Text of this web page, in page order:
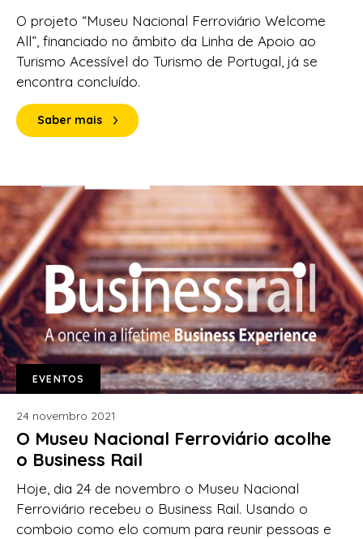
O projeto “Museu Nacional Ferroviário Welcome
All”, financiado no âmbito da Linha de Apoio ao
Turismo Acessível do Turismo de Portugal, já se
encontra concluído.
Saber mais
EVENTOS
24 novembro 2021
O Museu Nacional Ferroviário acolhe
o Business Rail
Hoje, dia 24 de novembro o Museu Nacional
Ferroviário recebeu o Business Rail. Usando o
comboio como elo comum para reunir pessoas e